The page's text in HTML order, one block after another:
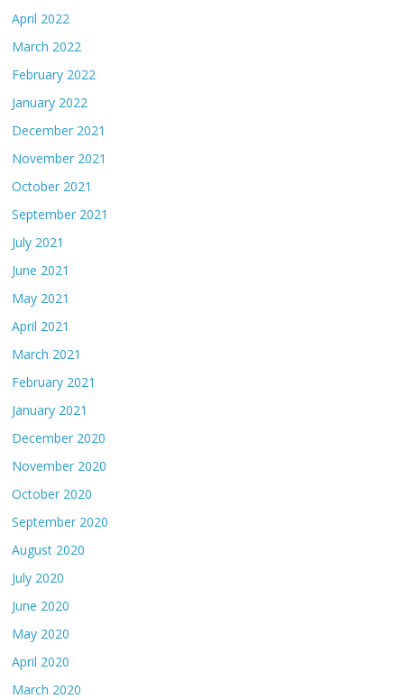
April 2022
March 2022
February 2022
January 2022
December 2021
November 2021
October 2021
September 2021
July 2021
June 2021
May 2021
April 2021
March 2021
February 2021
January 2021
December 2020
November 2020
October 2020
September 2020
August 2020
July 2020
June 2020
May 2020
April 2020
March 2020